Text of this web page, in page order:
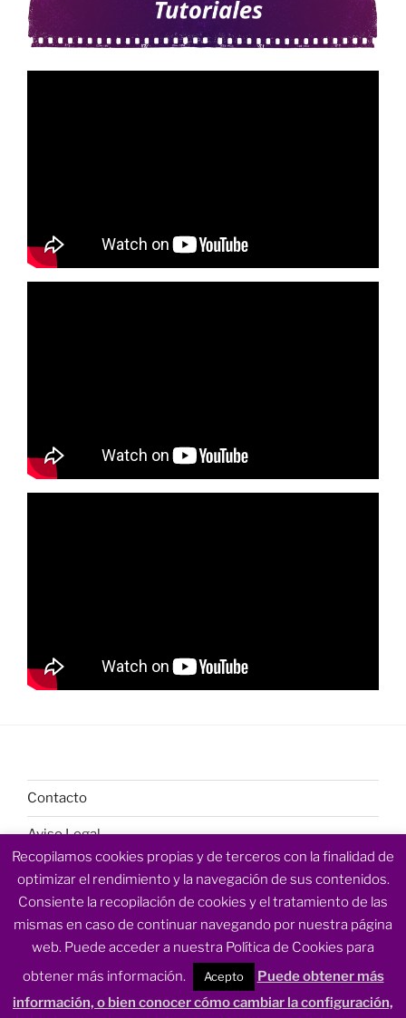
Contacto
Aviso Legal
Política de Privacidad
Política de cookies
Funciona gracias a WordPress
Recopilamos cookies propias y de terceros con la finalidad de
optimizar el rendimiento y la navegación de sus contenidos.
Consiente la recopilación de cookies y el tratamiento de las
mismas en caso de continuar navegando por nuestra página
web. Puede acceder a nuestra Política de Cookies para
obtener más información.
Acepto
Puede obtener más
información, o bien conocer cómo cambiar la configuración,